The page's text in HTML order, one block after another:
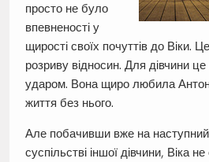
просто не було
впевненості у
щирості своїх почуттів до Віки.
розриву відносин. Для дівчини
ударом. Вона щиро любила
життя без нього.
Але побачивши вже на
суспільстві іншої дівчини, Віка